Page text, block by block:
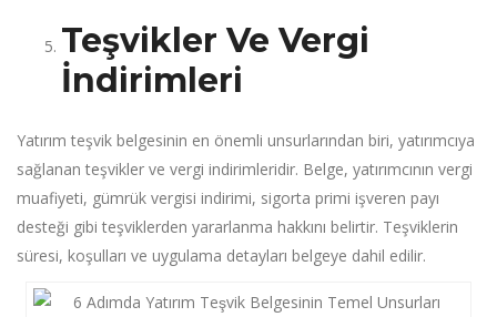
Teşvikler Ve Vergi
İndirimleri
Yatırım teşvik belgesinin en önemli unsurlarından biri, yatırımcıya
sağlanan teşvikler ve vergi indirimleridir. Belge, yatırımcının vergi
muafiyeti, gümrük vergisi indirimi, sigorta primi işveren payı
desteği gibi teşviklerden yararlanma hakkını belirtir. Teşviklerin
süresi, koşulları ve uygulama detayları belgeye dahil edilir.